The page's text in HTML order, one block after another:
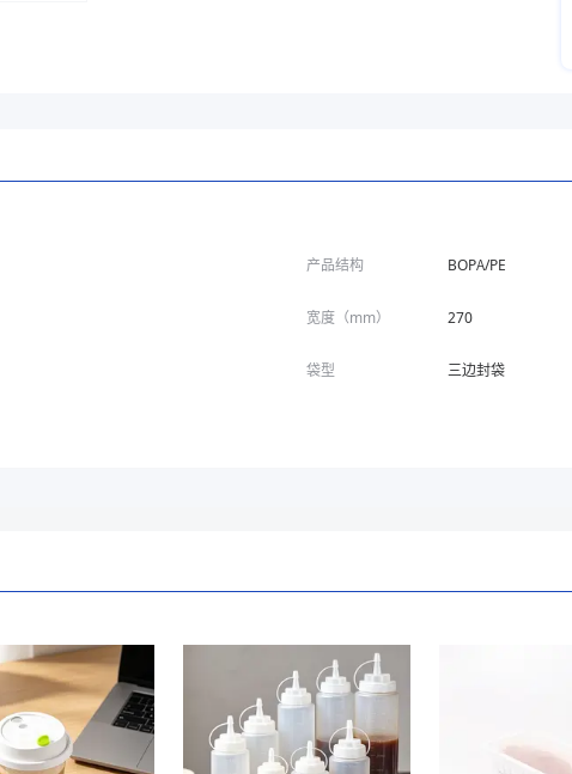
产品结构 BOPA/PE
宽度（mm） 270
袋型 三边封袋